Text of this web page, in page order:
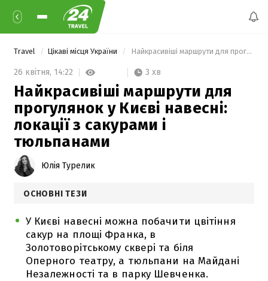
Travel Цікаві місця України Найкрасивіші маршрути для прогулянок у Києві навесні: локації з сакурами і тюльпанами
26 квітня, 14:22 3 хв
Найкрасивіші маршрути для
прогулянок у Києві навесні:
локації з сакурами і
тюльпанами
Юлія Турелик
ОСНОВНІ ТЕЗИ
У Києві навесні можна побачити цвітіння
сакур на площі Франка, в
Золотоворітському сквері та біля
Оперного театру, а тюльпани на Майдані
Незалежності та в парку Шевченка.